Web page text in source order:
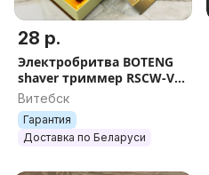
28 р.
Электробритва BOTENG
shaver триммер RSCW-V2
бритва
Витебск
Гарантия
Доставка по Беларуси